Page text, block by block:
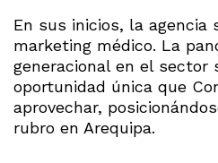
En sus inicios, la agencia
marketing médico. La
generacional en el sector
oportunidad única que
aprovechar,
rubro en Arequipa.